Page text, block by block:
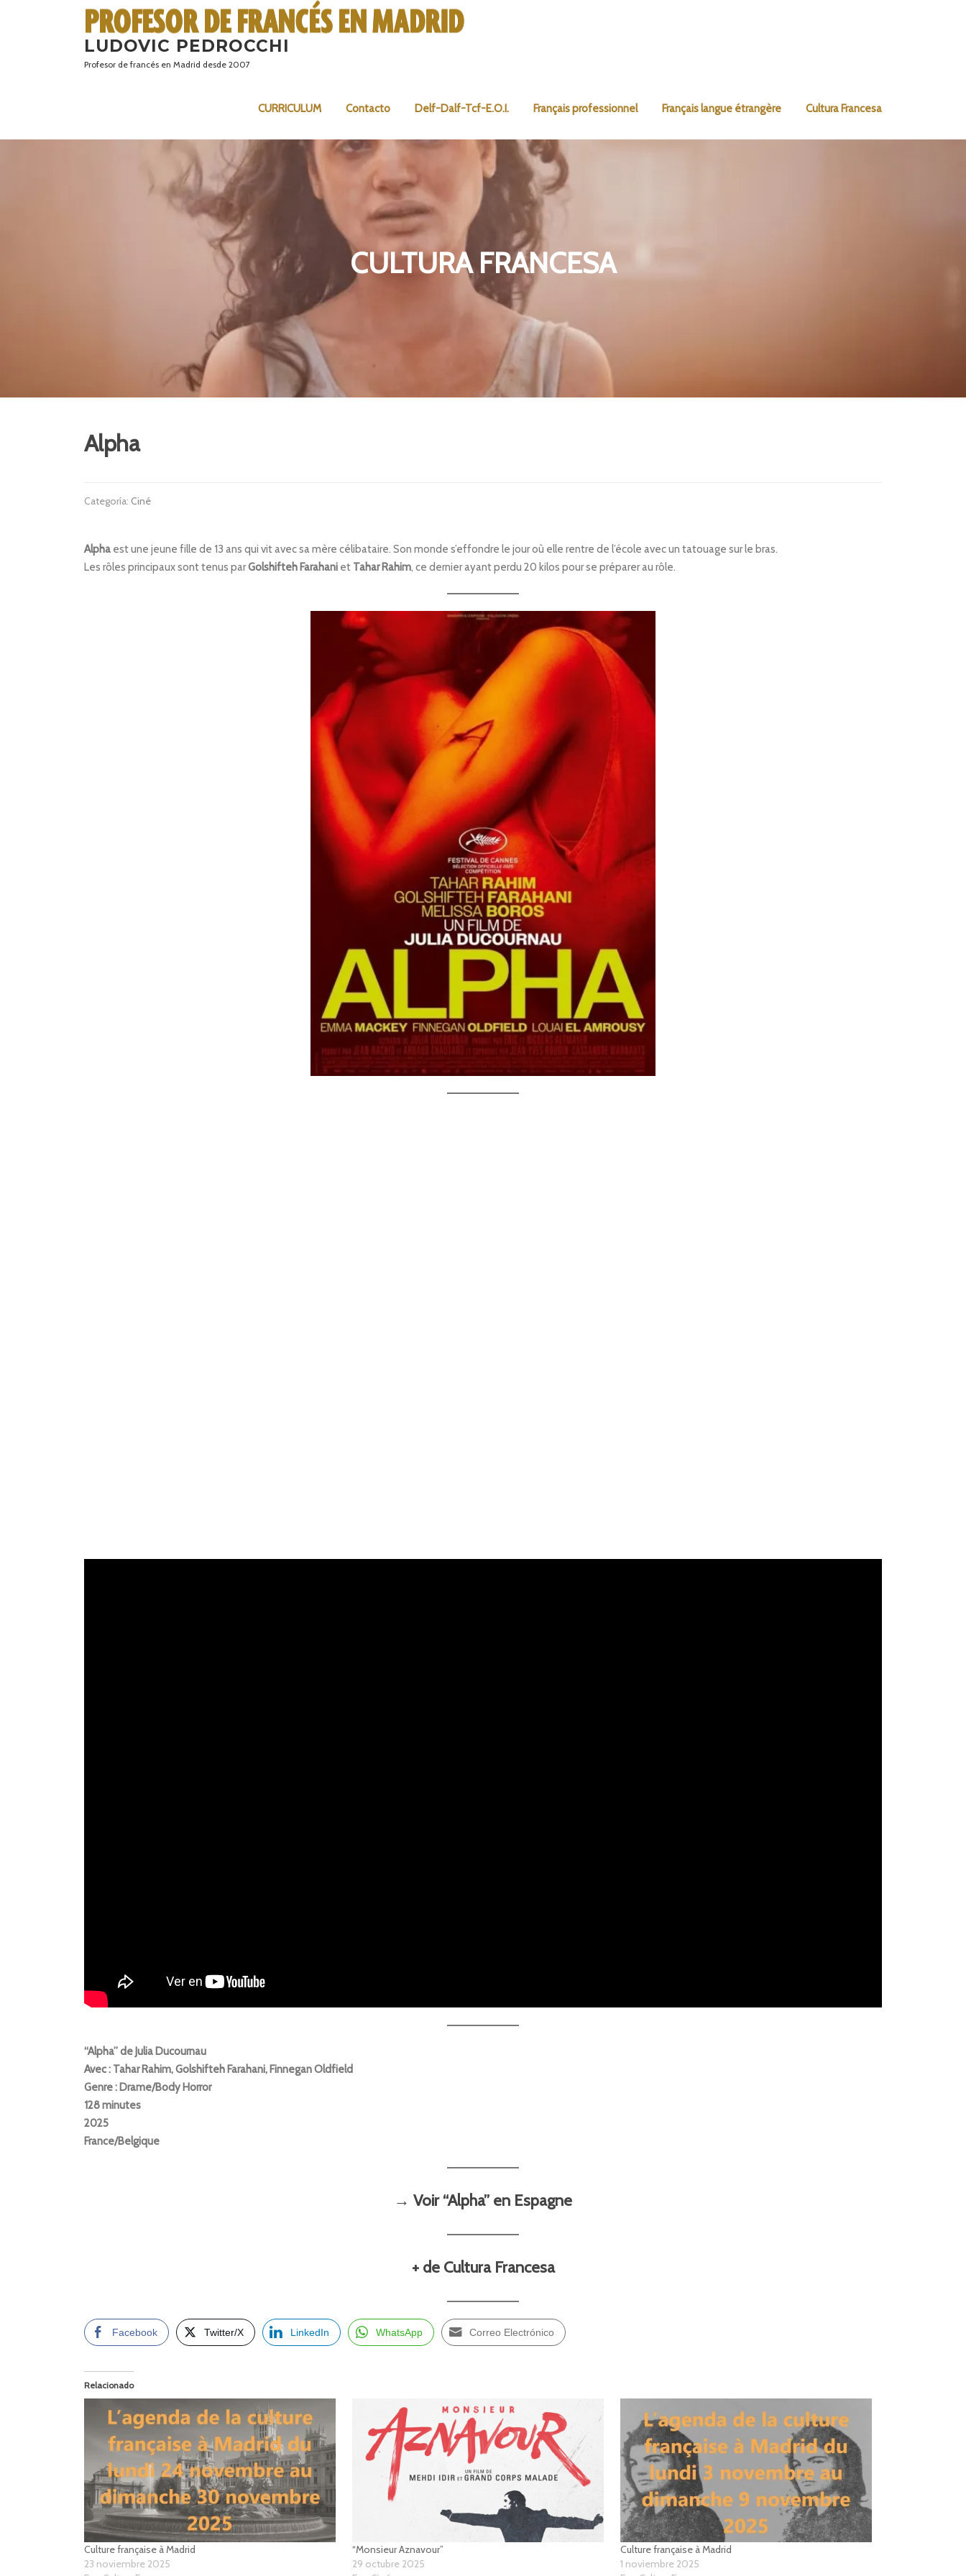
LUDOVIC PEDROCCHI
Profesor de francés en Madrid desde 2007
CURRICULUM Contacto Delf-Dalf-Tcf-E.O.I. Français professionnel Français langue étrangère Cultura Francesa
CULTURA FRANCESA
Alpha
Categoría: Ciné
Alpha est une jeune fille de 13 ans qui vit avec sa mère célibataire. Son monde s’effondre le jour où elle rentre de l’école avec un tatouage sur le bras.
Les rôles principaux sont tenus parGolshifteh Farahani et Tahar Rahim, ce dernier ayant perdu 20 kilos pour se préparer au rôle.
“Alpha” de Julia Ducournau
Avec : Tahar Rahim, Golshifteh Farahani, Finnegan Oldfield
Genre : Drame/Body Horror
128 minutes
2025
France/Belgique
→ Voir “Alpha” en Espagne
+ de Cultura Francesa
Facebook Twitter/X LinkedIn WhatsApp Correo Electrónico
Relacionado
Culture française à Madrid
23 noviembre 2025
“Monsieur Aznavour”
29 octubre 2025
Culture française à Madrid
1 noviembre 2025